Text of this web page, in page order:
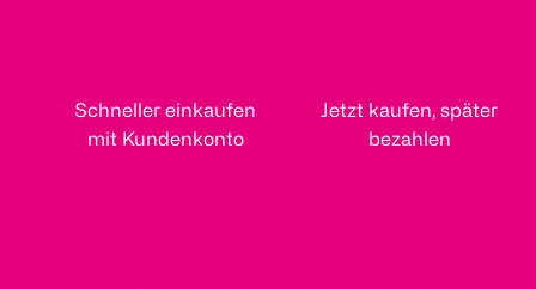
Schneller einkaufen
mit Kundenkonto
Jetzt kaufen, später
bezahlen